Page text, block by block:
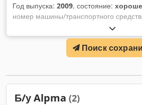
Год выпуска: 2009, состояние:
номер машины/транспортного
Данный аппарат ранее использовался
шведских хрустящих хлебцев в
Возможен запуск при осмотре.
нашем складе в Лунде. Cedpjy
Поиск
Б/у Alpma (2)